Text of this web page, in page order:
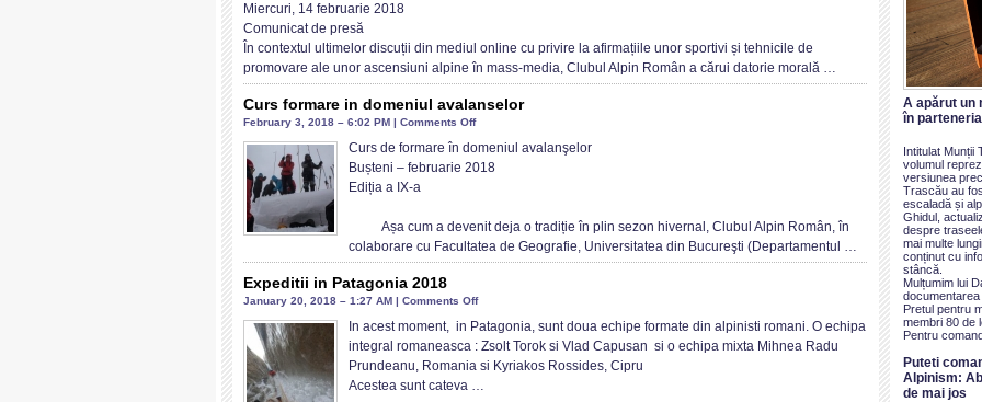
presa
Miercuri, 14 februarie 2018
Comunicat de presă
În contextul ultimelor discuții din mediul online cu privire la afirmațiile unor sportivi și tehnicile de
promovare ale unor ascensiuni alpine în mass-media, Clubul Alpin Român a cărui datorie morală …
Curs formare in domeniul avalanselor
February 3, 2018 – 6:02 PM | Comments Offon
formare
avalanselor
Curs de formare în domeniul avalanşelor
Bușteni – februarie 2018
Ediția a IX-a
Așa cum a devenit deja o tradiție în plin sezon hivernal, Clubul Alpin Român, în
colaborare cu Facultatea de Geografie, Universitatea din Bucureşti (Departamentul …
Expeditii in Patagonia 2018
January 20, 2018 – 1:27 AM | Comments Offon
Expeditii
in
Patagonia
In acest moment, in Patagonia, sunt doua echipe formate din alpinisti romani. O echipa
integral romaneasca : Zsolt Torok si Vlad Capusan si o echipa mixta Mihnea Radu
Prundeanu, Romania si Kyriakos Rossides, Cipru
Acestea sunt cateva …
A apărut un
în
Intitulat Munții
volumul
versiunea
Trascău au
escaladă și
Ghidul,
despre
mai multe
conținut cu
stâncă.
Mulțumim lui
Pretul pentru
membri 80 de
Pentru
Puteti
Alpinism:
de mai jos